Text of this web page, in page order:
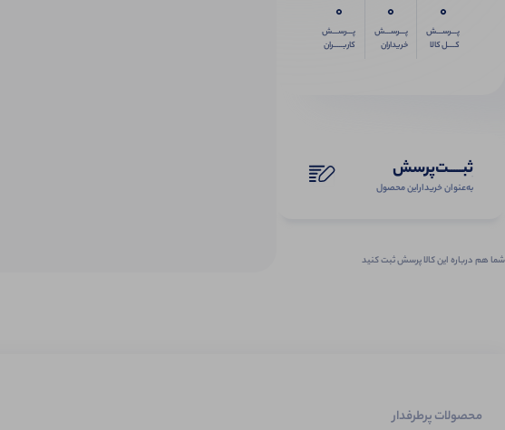
0
پـــرســـش
کــــل کالا
0
پـــرســـش
خریداران
0
پـــرســـش
کاربـــــران
ثبـــــت‌پرسش
به‌عنوان ‌خریدار‌این‌ محصول
شما هم درباره این کالا پرسش ثبت کنید
محصولات پرطرفدار